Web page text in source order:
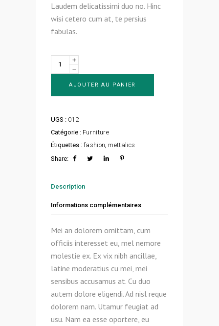
Laudem delicatissimi duo no. Hinc
wisi cetero cum at, te persius
fabulas.
Quantity
AJOUTER AU PANIER
UGS : 012
Catégorie : Furniture
Étiquettes : fashion mettalics
Share:
Description
Informations complémentaires
Mei an dolorem omittam, cum
officiis interesset eu, mel nemore
molestie ex. Ex vix nibh ancillae,
latine moderatius cu mei, mei
sensibus accusamus at. Cu duo
autem dolore eligendi. Ad nisl reque
dolorem nam. Utamur feugiat ad
usu. Nam ea esse oportere, eu